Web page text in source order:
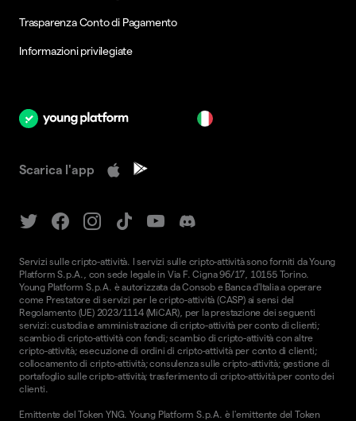
Trasparenza Conto di Pagamento
Informazioni privilegiate
Scarica l'app
Servizi sulle cripto-attività. I servizi sulle cripto-attività sono forniti da Young
Platform S.p.A., con sede legale in Via F. Cigna 96/17, 10155 Torino.
Young Platform S.p.A. è autorizzata da Consob e Banca d'Italia a operare
come Prestatore di servizi per le cripto-attività (CASP) ai sensi del
Regolamento (UE) 2023/1114 (MiCAR), per la prestazione dei seguenti
servizi: custodia e amministrazione di cripto-attività per conto di clienti;
scambio di cripto-attività con fondi; scambio di cripto-attività con altre
cripto-attività; esecuzione di ordini di cripto-attività per conto di clienti;
collocamento di cripto-attività; consulenza sulle cripto-attività; gestione di
portafoglio sulle cripto-attività; trasferimento di cripto-attività per conto dei
clienti.
Emittente del Token YNG. Young Platform S.p.A. è l'emittente del Token